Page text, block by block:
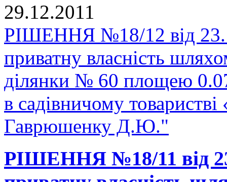
29.12.2011
РІШЕННЯ №18/12 від
приватну власність
ділянки № 60 площею
в садівничому
Гаврюшенку Д.Ю."
РІШЕННЯ №18/11 від